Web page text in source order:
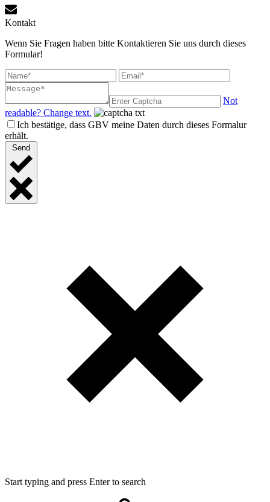
Kontakt
Wenn Sie Fragen haben bitte Kontaktieren Sie uns durch dieses
Formular!
Not
readable? Change text.
Ich bestätige, dass GBV meine Daten durch dieses Formalur
erhält.
Send
Start typing and press Enter to search